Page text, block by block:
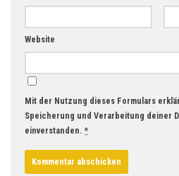
Website
Mit der Nutzung dieses Formulars
Speicherung und Verarbeitung deiner
einverstanden. *